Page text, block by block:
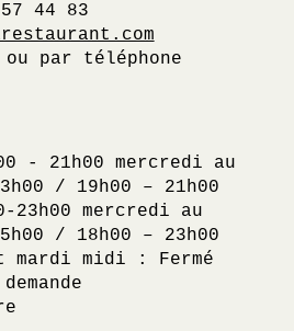
44 83
par téléphone
- 21h00 mercredi au
/ 19h00 – 21h00
23h00 mercredi au
/ 18h00 – 23h00
mardi midi : Fermé